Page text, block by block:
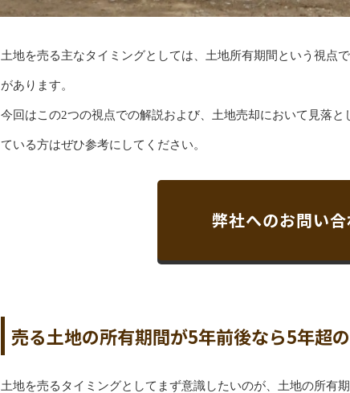
土地を売る主なタイミングとしては、土地所有期間という視点
があります。
今回はこの2つの視点での解説および、土地売却において見落
ている方はぜひ参考にしてください。
弊社へのお問い
売る土地の所有期間が5年前後なら5年超
土地を売るタイミングとしてまず意識したいのが、土地の所有期